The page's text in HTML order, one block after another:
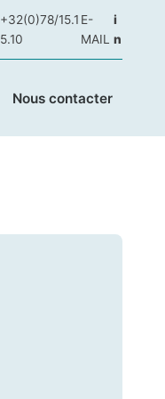
+32(0)78/15.1
5.10
E-
MAIL
i
n
Nous contacter